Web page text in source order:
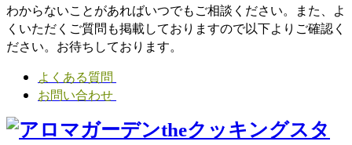
わからないことがあればいつでもご相談ください。また、よ
くいただくご質問も掲載しておりますので以下よりご確認く
ださい。お待ちしております。
よくある質問
お問い合わせ